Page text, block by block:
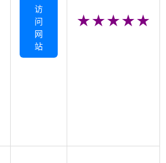
访
问
网
站
★★★★★